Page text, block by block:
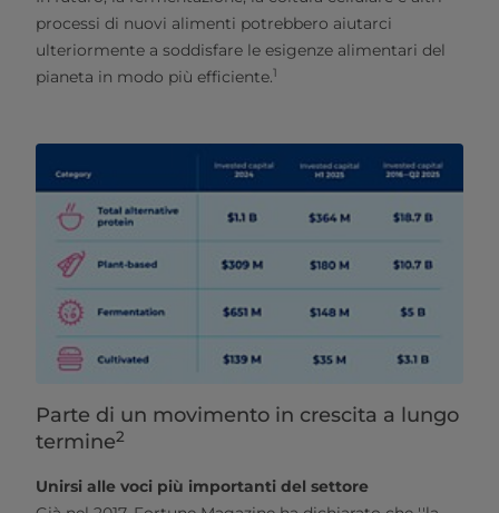
processi di nuovi alimenti potrebbero aiutarci
ulteriormente a soddisfare le esigenze alimentari del
pianeta in modo più efficiente.1
Parte di un movimento in crescita a lungo
termine2
Unirsi alle voci più importanti del settore